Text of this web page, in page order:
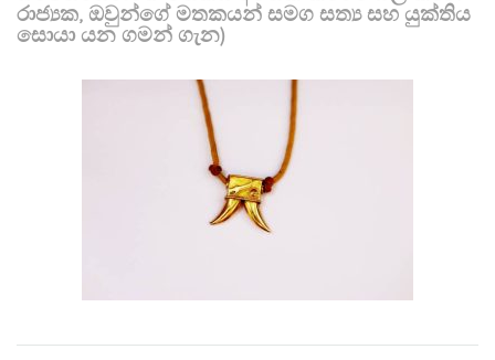
රාජ්‍යක, ඔවුන්ගේ මතකයන් සමග සත්‍ය සහ යුක්තිය
සොයා යන ගමන් ගැන)